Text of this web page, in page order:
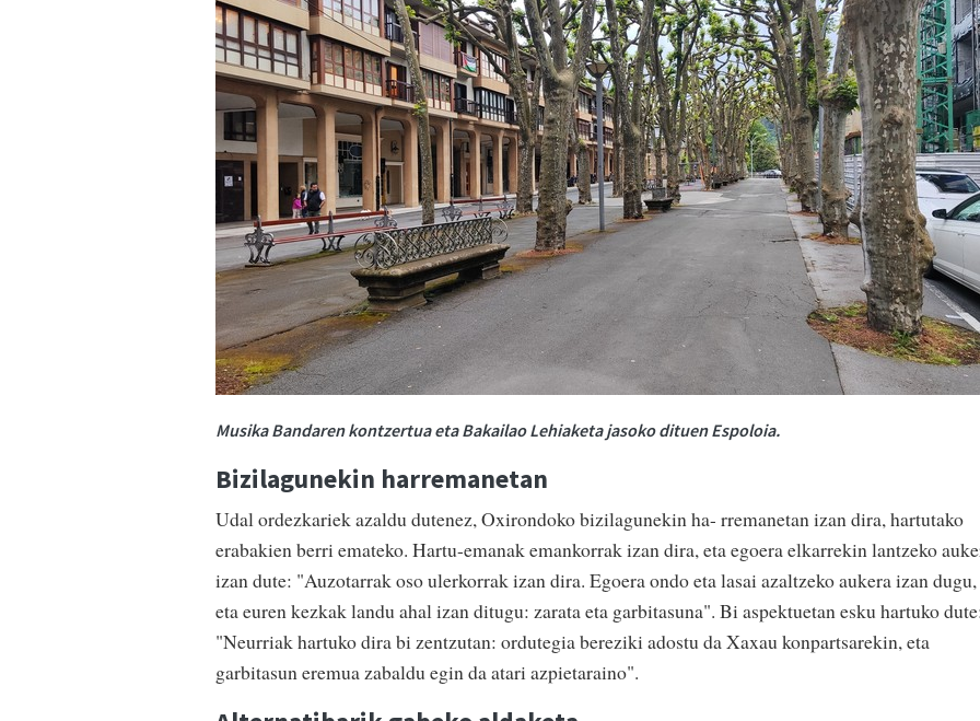
Musika Bandaren kontzertua eta Bakailao Lehiaketa jasoko dituen Espoloia.
Bizilagunekin harremanetan
Udal ordezkariek azaldu dutenez, Oxirondoko bizilagunekin ha- rremanetan izan dira, hartutako
erabakien berri emateko. Hartu-emanak emankorrak izan dira, eta egoera elkarrekin lantzeko
izan dute: "Auzotarrak oso ulerkorrak izan dira. Egoera ondo eta lasai azaltzeko aukera izan dugu,
eta euren kezkak landu ahal izan ditugu: zarata eta garbitasuna". Bi aspektuetan esku hartuko
"Neurriak hartuko dira bi zentzutan: ordutegia bereziki adostu da Xaxau konpartsarekin, eta
garbitasun eremua zabaldu egin da atari azpietaraino".